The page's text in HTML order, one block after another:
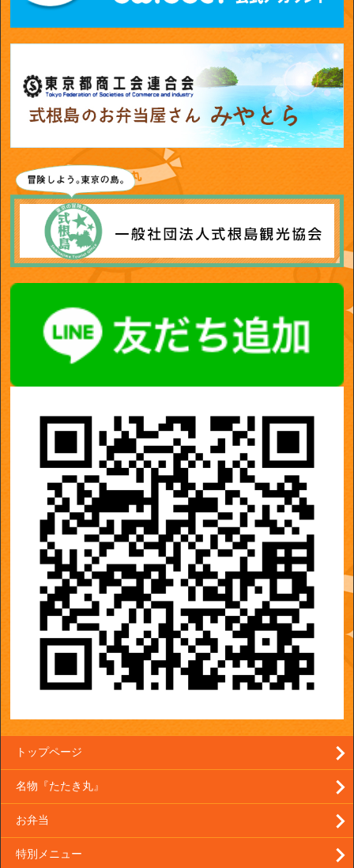
トップページ
名物『たたき丸』
お弁当
特別メニュー